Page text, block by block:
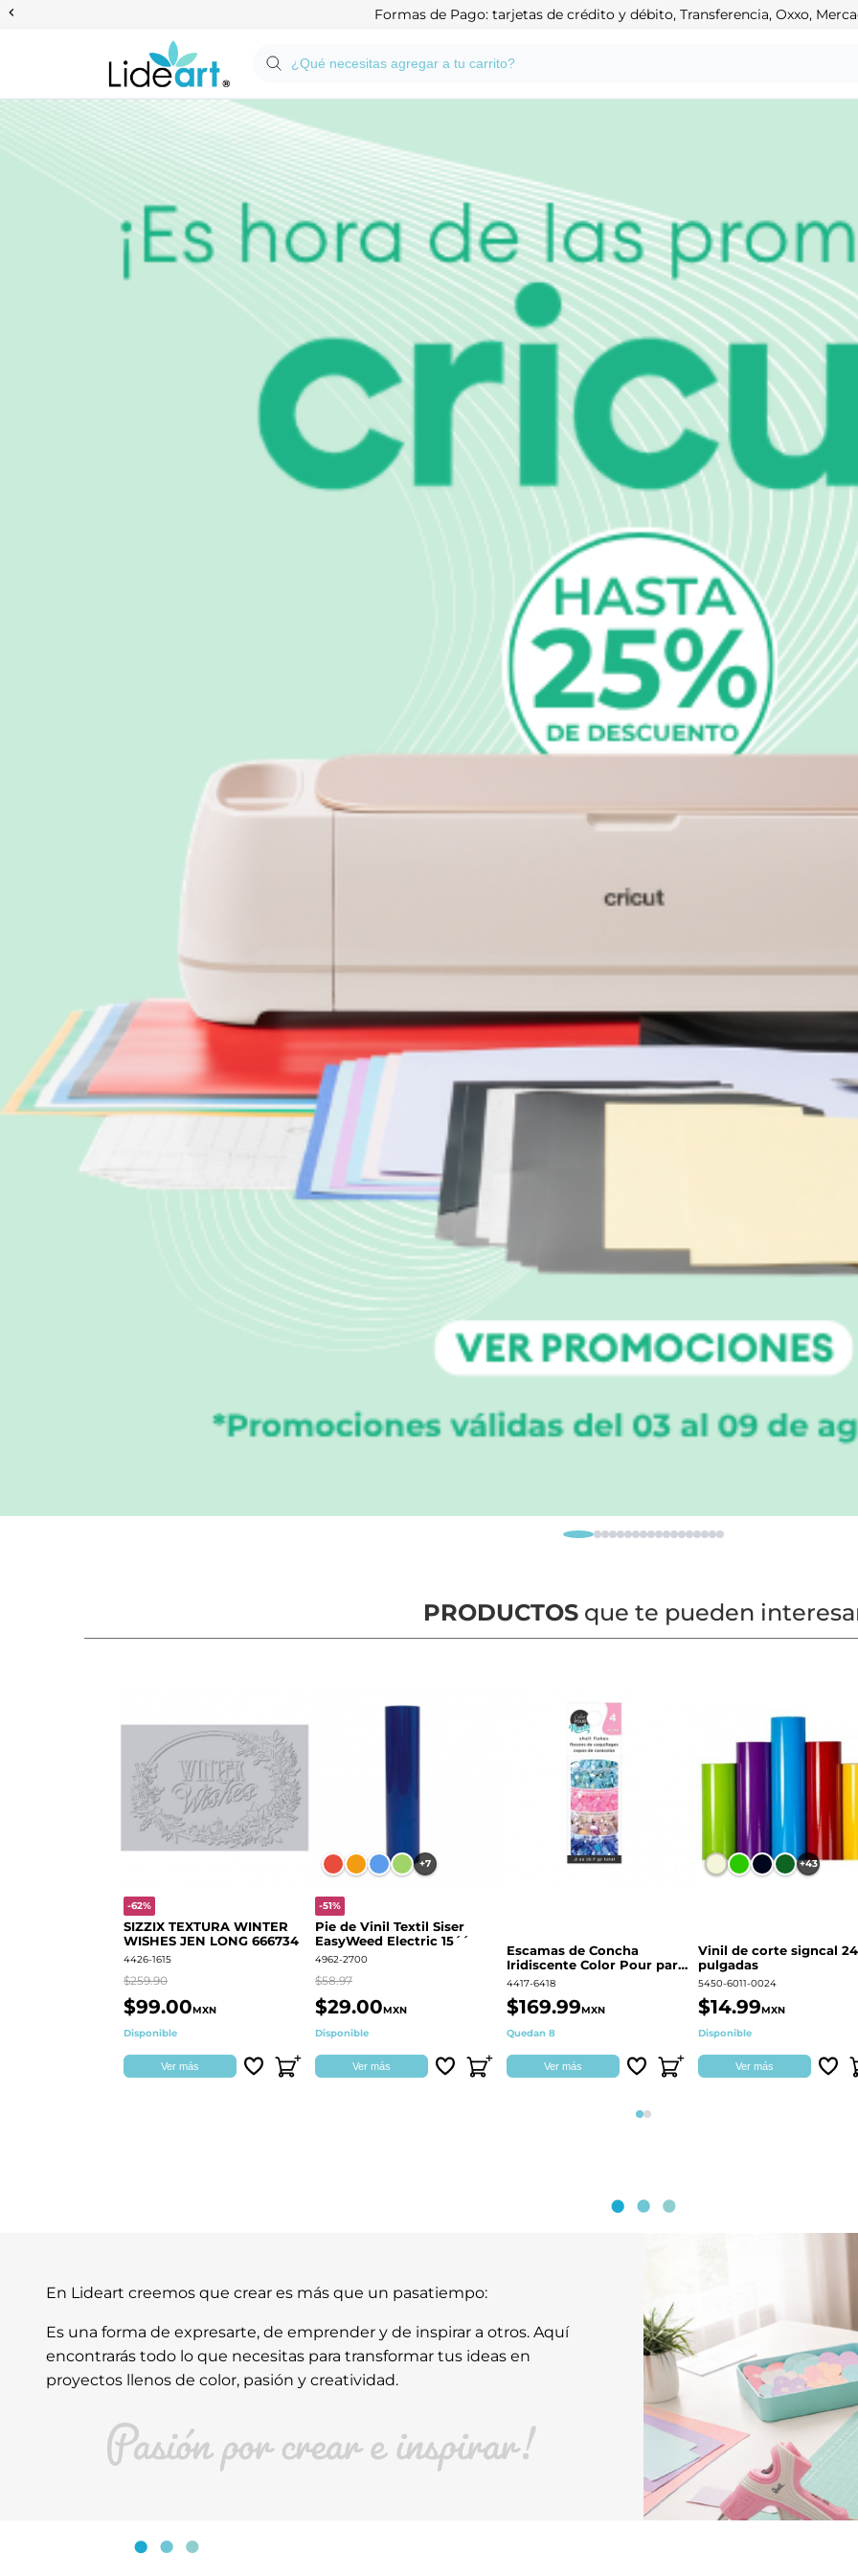
Anterior Formas de Pago: tarjetas de crédito y débito, Transferencia, Oxxo,
PRODUCTOSque te pueden
-62%
SIZZIX TEXTURA WINTER
WISHES JEN LONG 666734
4426-1615
$259.90
$99.00MXN
Disponible
Ver más
+7
-51%
Pie de Vinil Textil Siser
EasyWeed Electric 15´´
4962-2700
$58.97
$29.00MXN
Disponible
Ver más
Escamas de Concha
Iridiscente Color Pour para
decoración | 359687
4417-6418
$169.99MXN
Quedan 8
Ver más
+43
Vinil de corte signcal 24
pulgadas
5450-6011-0024
$14.99MXN
Disponible
Ver más
Página 1
Página 2
En Lideart creemos que crear es más que un pasatiempo:
Es una forma de expresarte, de emprender y de inspirar a otros. Aquí
encontrarás todo lo que necesitas para transformar tus ideas en
proyectos llenos de color, pasión y creatividad.